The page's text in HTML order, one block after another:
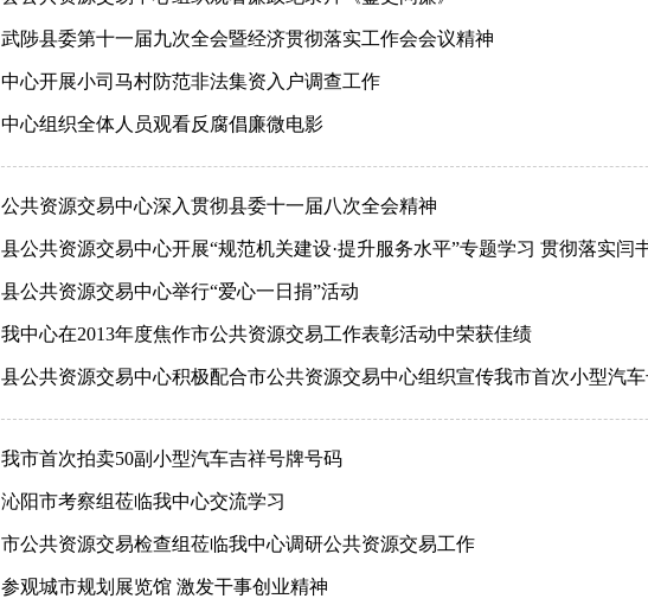
武陟县委第十一届九次全会暨经济贯彻落实工作会会议精神
中心开展小司马村防范非法集资入户调查工作
中心组织全体人员观看反腐倡廉微电影
公共资源交易中心深入贯彻县委十一届八次全会精神
县公共资源交易中心开展“规范机关建设·提升服务水平”专题学习 贯彻落实闫
县公共资源交易中心举行“爱心一日捐”活动
我中心在2013年度焦作市公共资源交易工作表彰活动中荣获佳绩
我市首次拍卖50副小型汽车吉祥号牌号码
沁阳市考察组莅临我中心交流学习
市公共资源交易检查组莅临我中心调研公共资源交易工作
参观城市规划展览馆 激发干事创业精神